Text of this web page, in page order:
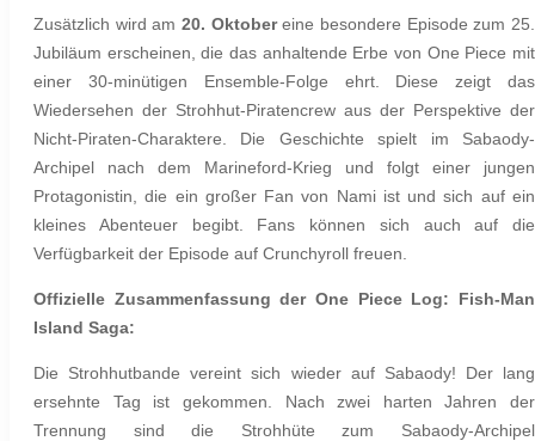
Zusätzlich wird am 20. Oktobereine besondere Episode zum 25.
Jubiläum erscheinen, die das anhaltende Erbe von One Piece mit
einer 30-minütigen Ensemble-Folge ehrt. Diese zeigt das
Wiedersehen der Strohhut-Piratencrew aus der Perspektive der
Nicht-Piraten-Charaktere. Die Geschichte spielt im Sabaody-
Archipel nach dem Marineford-Krieg und folgt einer jungen
Protagonistin, die ein großer Fan von Nami ist und sich auf ein
kleines Abenteuer begibt. Fans können sich auch auf die
Verfügbarkeit der Episode auf Crunchyroll freuen.
Offizielle Zusammenfassung der One Piece Log: Fish-Man
Island Saga:
Die Strohhutbande vereint sich wieder auf Sabaody! Der lang
ersehnte Tag ist gekommen. Nach zwei harten Jahren der
Trennung sind die Strohhüte zum Sabaody-Archipel